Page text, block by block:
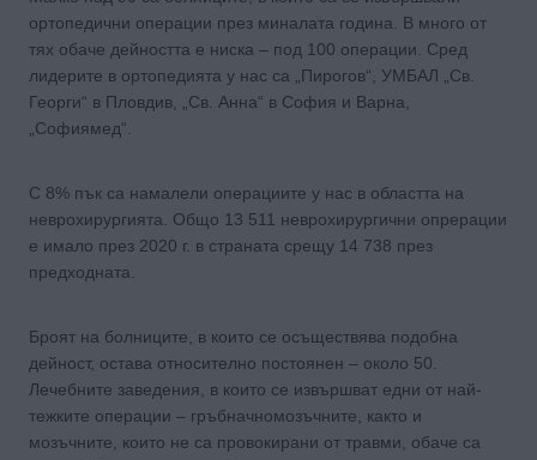
ортопедични операции през миналата година. В много от
тях обаче дейността е ниска – под 100 операции. Сред
лидерите в ортопедията у нас са „Пирогов“, УМБАЛ „Св.
Георги“ в Пловдив, „Св. Анна“ в София и Варна,
„Софиямед“.
С 8% пък са намалели операциите у нас в областта на
неврохирургията. Общо 13 511 неврохирургични опрерации
е имало през 2020 г. в страната срещу 14 738 през
предходната.
Броят на болниците, в които се осъществява подобна
дейност, остава относително постоянен – около 50.
Лечебните заведения, в които се извършват едни от най-
тежките операции – гръбначномозъчните, както и
мозъчните, които не са провокирани от травми, обаче са